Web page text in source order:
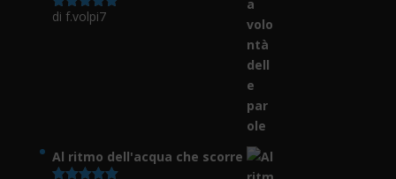
Valutato 5
di f.volpi7
Al ritmo dell'acqua che scorre